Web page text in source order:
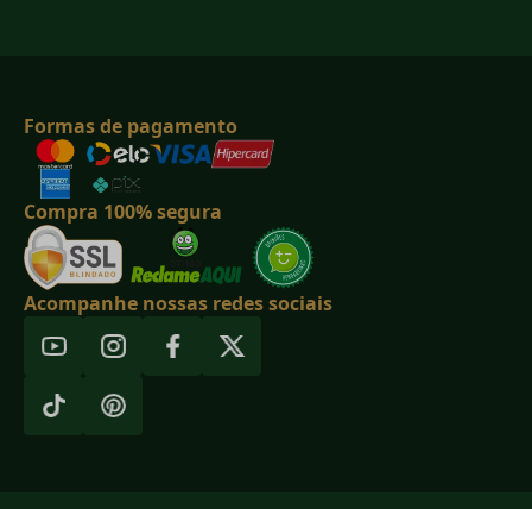
Formas de pagamento
Compra 100% segura
Acompanhe nossas redes sociais